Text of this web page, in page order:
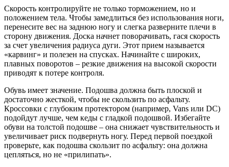
Скорость контролируйте не только торможением, но и
положением тела. Чтобы замедлиться без использования ноги,
перенесите вес на заднюю ногу и слегка разверните плечи в
сторону движения. Доска начнет поворачивать, гася скорость
за счет увеличения радиуса дуги. Этот прием называется
«карвинг» и полезен на спусках. Начинайте с широких,
плавных поворотов – резкие движения на высокой скорости
приводят к потере контроля.
Обувь имеет значение. Подошва должна быть плоской и
достаточно жесткой, чтобы не скользить по асфальту.
Кроссовки с глубоким протектором (например, Vans или DC)
подойдут лучше, чем кеды с гладкой подошвой. Избегайте
обуви на толстой подошве – она снижает чувствительность и
увеличивает риск подвернуть ногу. Перед первой поездкой
проверьте, как подошва скользит по асфальту: она должна
цепляться, но не «прилипать».